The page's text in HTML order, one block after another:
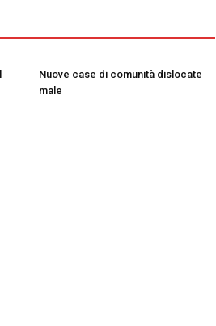
Nuove case di comunità dislocate
male